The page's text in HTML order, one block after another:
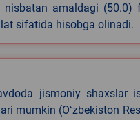
amaldagi (50.0)
sifatida hisobga olinadi.
jismoniy
mumkin (Oʻzbekiston